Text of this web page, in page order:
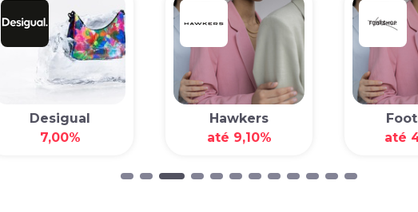
Desigual
7,00%
Hawkers
até 9,10%
até